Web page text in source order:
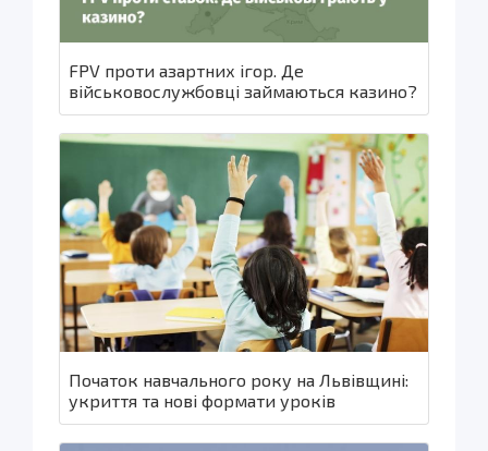
FPV проти азартних ігор. Де
військовослужбовці займаються казино?
Початок навчального року на Львівщині:
укриття та нові формати уроків